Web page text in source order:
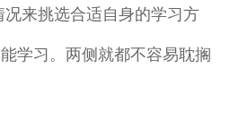
来挑选合适自身的学习方
学习。两侧就都不容易耽搁